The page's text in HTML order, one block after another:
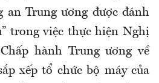
an Trung ương được đánh
trong việc thực hiện Nghị
hành Trung ương về
xếp tổ chức bộ máy của